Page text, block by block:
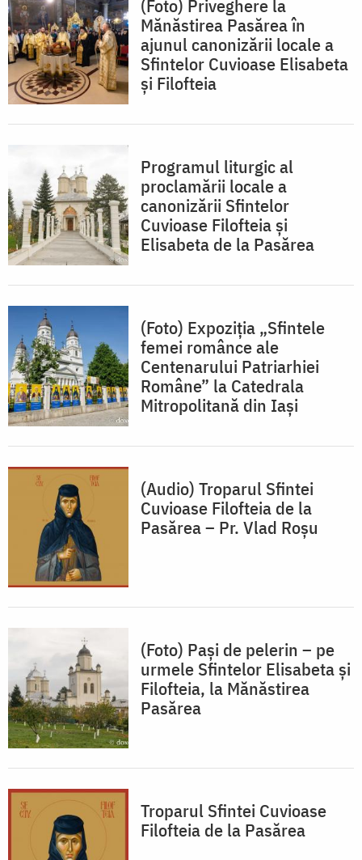
(Foto) Priveghere la
Mănăstirea Pasărea în
ajunul canonizării locale a
Sfintelor Cuvioase Elisabeta
și Filofteia
Programul liturgic al
proclamării locale a
canonizării Sfintelor
Cuvioase Filofteia și
Elisabeta de la Pasărea
(Foto) Expoziția „Sfintele
femei românce ale
Centenarului Patriarhiei
Române” la Catedrala
Mitropolitană din Iași
(Audio) Troparul Sfintei
Cuvioase Filofteia de la
Pasărea – Pr. Vlad Roșu
(Foto) Pași de pelerin – pe
urmele Sfintelor Elisabeta și
Filofteia, la Mănăstirea
Pasărea
Troparul Sfintei Cuvioase
Filofteia de la Pasărea